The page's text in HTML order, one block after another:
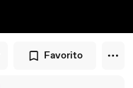
Favorito